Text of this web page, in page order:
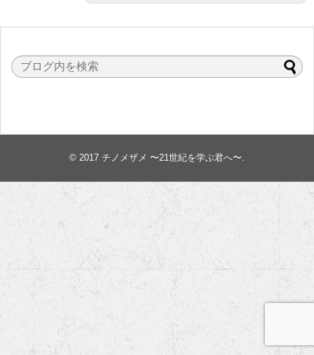
© 2017 チノメザメ 〜21世紀を学ぶ君へ〜